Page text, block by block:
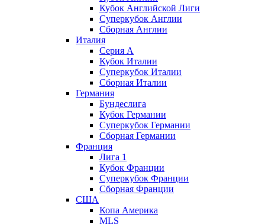
Кубок Английской Лиги
Суперкубок Англии
Сборная Англии
Италия
Серия А
Кубок Италии
Суперкубок Италии
Сборная Италии
Германия
Бундеслига
Кубок Германии
Суперкубок Германии
Сборная Германии
Франция
Лига 1
Кубок Франции
Суперкубок Франции
Сборная Франции
США
Копа Америка
MLS